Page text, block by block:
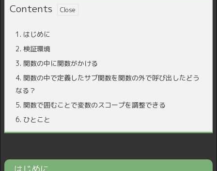
Contents
1. はじめに
2. 検証環境
3. 関数の中に関数がかける
4. 関数の中で定義したサブ関数を関数の外で呼び出したどう
なる？
5. 関数で囲むことで変数のスコープを調整できる
6. ひとこと